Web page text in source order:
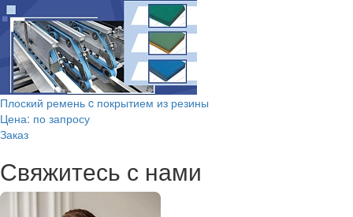
Плоский ремень c покрытием из резины
Цена: по запросу
Заказ
Свяжитесь с нами